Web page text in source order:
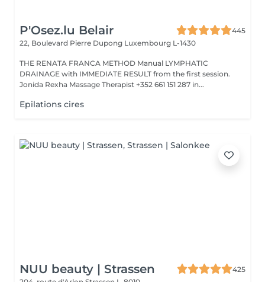
P'Osez.lu Belair
445
22, Boulevard Pierre Dupong Luxembourg L-1430
THE RENATA FRANCA METHOD Manual LYMPHATIC
DRAINAGE with IMMEDIATE RESULT from the first session.
Jonida Rexha Massage Therapist +352 661 151 287 in...
Epilations cires
NUU beauty | Strassen
425